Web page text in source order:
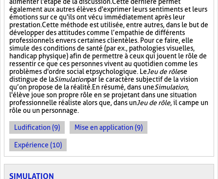
également aux autres élèves d'exprimer leurs sentiments et leurs
émotions sur ce qu'ils ont vécu immédiatement après leur
prestation. Cette méthode est utilisée, entre autres, dans le but de
développer des attitudes comme l’empathie de différents
professionnels envers certaines clientèles. Pour ce faire, elle
simule des conditions de santé (par ex., pathologies visuelles,
handicap physique) afin de permettre à ceux qui jouent le rôle de
ressentir ce que ces personnes vivent au quotidien comme les
problèmes d'ordre social et psychologique. LeJeu de rôlese
distingue de laSimulationpar le caractère subjectif de la vision
qu’on propose de la réalité. En résumé, dans uneSimulation,
l'élève joue son propre rôle en se projetant dans une situation
professionnelle réaliste alors que, dans unJeu de rôle, il campe un
rôle ou un personnage.
Ludification (9) Mise en application (9)
Expérience (10)
SIMULATION